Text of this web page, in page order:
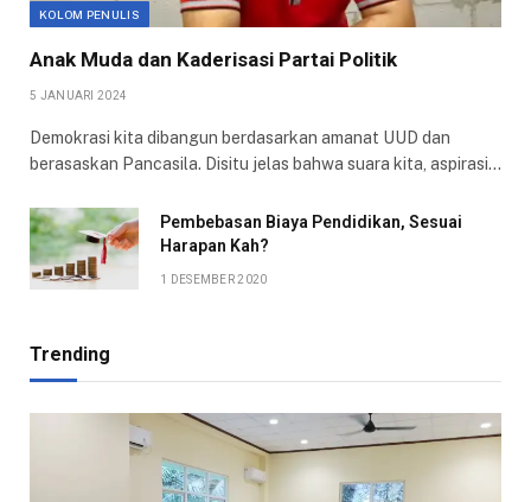
KOLOM PENULIS
Anak Muda dan Kaderisasi Partai Politik
5 JANUARI 2024
Demokrasi kita dibangun berdasarkan amanat UUD dan
berasaskan Pancasila. Disitu jelas bahwa suara kita, aspirasi…
Pembebasan Biaya Pendidikan, Sesuai
Harapan Kah?
1 DESEMBER 2020
Trending